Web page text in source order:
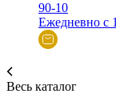
90-10
Ежедневно с
Весь каталог